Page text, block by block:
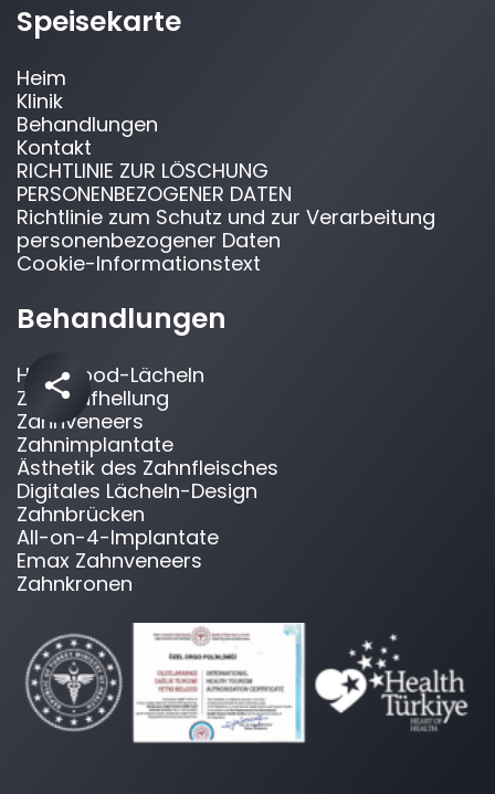
Speisekarte
Heim
Klinik
Behandlungen
Kontakt
RICHTLINIE ZUR LÖSCHUNG
PERSONENBEZOGENER DATEN
Richtlinie zum Schutz und zur Verarbeitung
personenbezogener Daten
Cookie-Informationstext
Behandlungen
Hollywood-Lächeln
Zahnaufhellung
Zahnveneers
Zahnimplantate
Ästhetik des Zahnfleisches
Digitales Lächeln-Design
Zahnbrücken
All-on-4-Implantate
Emax Zahnveneers
Zahnkronen